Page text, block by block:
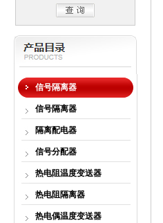
信号隔离器
信号隔离器
隔离配电器
信号分配器
热电阻温度变送器
热电阻隔离器
热电偶温度变送器